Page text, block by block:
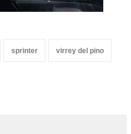
sprinter virrey del pino